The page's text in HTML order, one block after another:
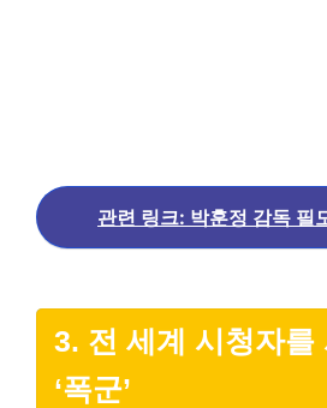
관련 링크: 박훈정 감독 필
3. 전 세계 시청자를
‘폭군’